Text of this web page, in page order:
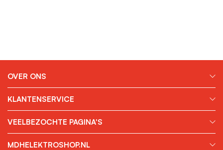
OVER ONS
KLANTENSERVICE
VEELBEZOCHTE PAGINA'S
MDHELEKTROSHOP.NL